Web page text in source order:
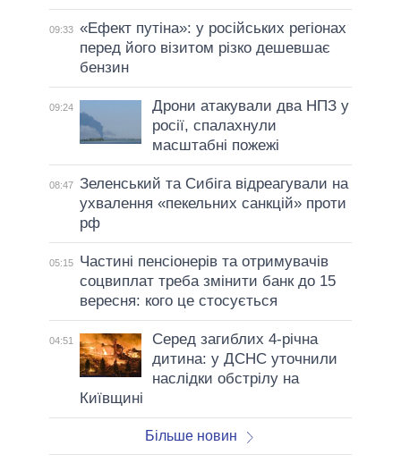
09:33 «Ефект путіна»: у російських регіонах
перед його візитом різко дешевшає
бензин
09:24
Дрони атакували два НПЗ у
росії, спалахнули
масштабні пожежі
08:47 Зеленський та Сибіга відреагували на
ухвалення «пекельних санкцій» проти
рф
05:15
Частині пенсіонерів та отримувачів
соцвиплат треба змінити банк до 15
вересня: кого це стосується
04:51
Серед загиблих 4-річна
дитина: у ДСНС уточнили
наслідки обстрілу на
Київщині
Більше новин